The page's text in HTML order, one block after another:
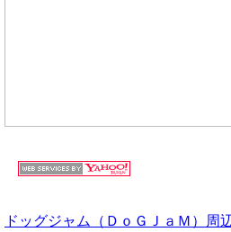
ドッグジャム（ＤｏＧＪａＭ）周